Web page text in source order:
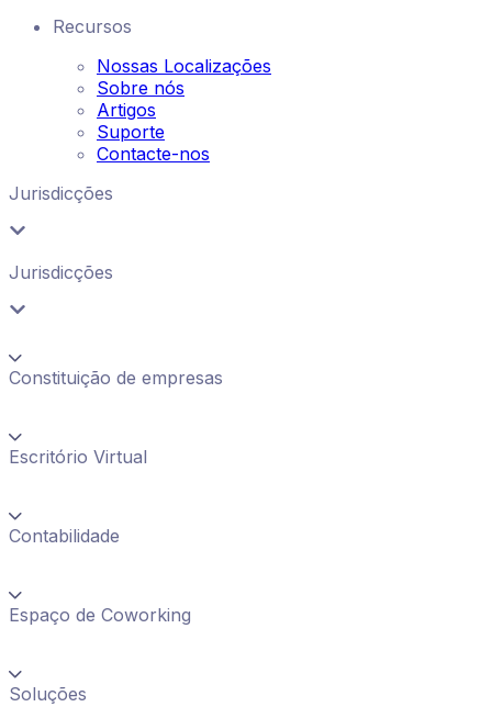
Recursos
Nossas Localizações
Sobre nós
Artigos
Suporte
Contacte-nos
Jurisdicções
Jurisdicções
Constituição de empresas
Escritório Virtual
Contabilidade
Espaço de Coworking
Soluções